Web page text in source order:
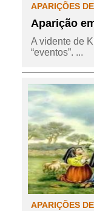
APARIÇÕES
Aparição
A vidente de
“eventos”. ...
APARIÇÕES